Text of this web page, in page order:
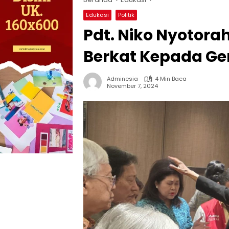
Edukasi Politik
Pdt. Niko
Berkat Kepada
Adminesia
4 Min Baca
November 7, 2024